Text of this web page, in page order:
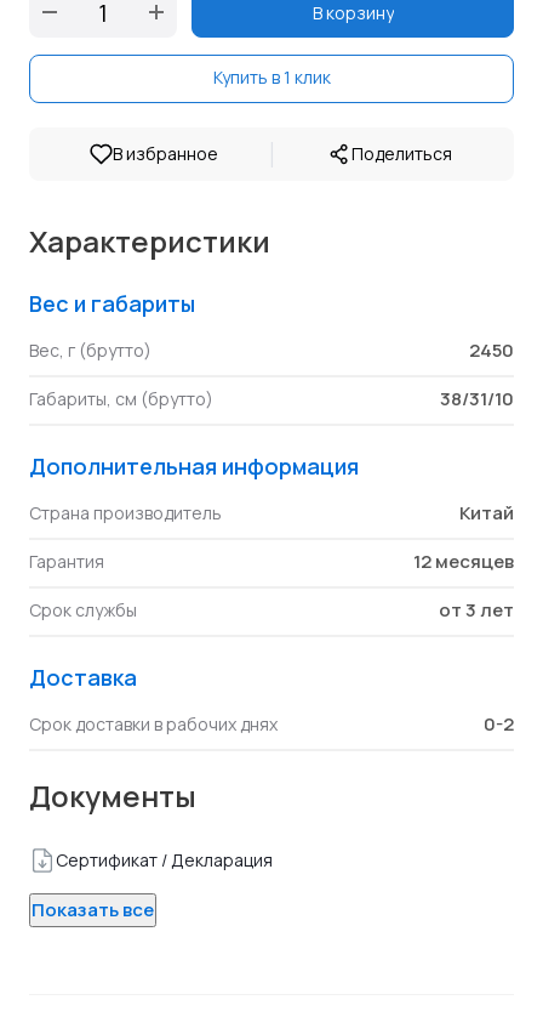
В корзину
Купить в 1 клик
В избранное | Поделиться
Характеристики
Вес и габариты
Вес, г (брутто) 2450
Габариты, см (брутто) 38/31/10
Дополнительная информация
Страна производитель Китай
Гарантия 12 месяцев
Срок службы от 3 лет
Доставка
Срок доставки в рабочих днях 0-2
Документы
Сертификат / Декларация
Показать все